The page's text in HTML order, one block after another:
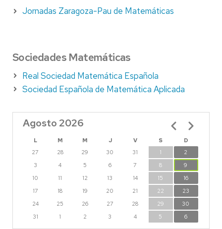
Jornadas Zaragoza-Pau de Matemáticas
Sociedades Matemáticas
Real Sociedad Matemática Española
Sociedad Española de Matemática Aplicada
Agosto 2026
L M M J V S
D
27
28 29 30 31 1
2
3
4 5 6 7 8
9
10
11 12 13 14 15
16
17
18 19 20 21 22
23
24
25 26 27 28 29
30
31
1 2 3 4 5 6
Paginación